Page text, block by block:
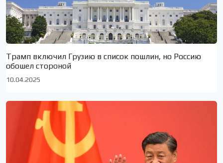
Трамп включил Грузию в список пошлин, но Россию
обошел стороной
10.04.2025